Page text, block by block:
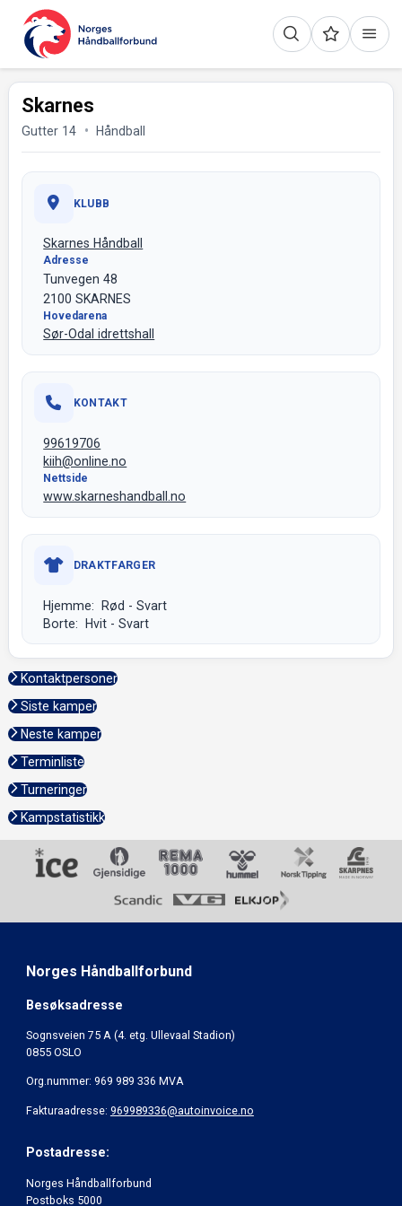
Skarnes
Gutter 14 Håndball
KLUBB
Skarnes Håndball
Adresse
Tunvegen 48
2100 SKARNES
Hovedarena
Sør-Odal idrettshall
KONTAKT
99619706
kiih@online.no
Nettside
www.skarneshandball.no
DRAKTFARGER
Hjemme: Rød - Svart
Borte: Hvit - Svart
Kontaktpersoner
Siste kamper
Neste kamper
Terminliste
Turneringer
Kampstatistikk
Norges Håndballforbund
Besøksadresse
Sognsveien 75 A (4. etg. Ullevaal Stadion)
0855 OSLO
Org.nummer: 969 989 336 MVA
Fakturaadresse: 969989336@autoinvoice.no
Postadresse:
Norges Håndballforbund
Postboks 5000